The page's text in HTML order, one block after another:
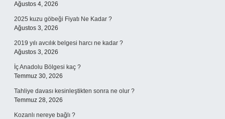
Ağustos 4, 2026
2025 kuzu göbeği Fiyatı Ne Kadar ?
Ağustos 3, 2026
2019 yılı avcılık belgesi harcı ne kadar ?
Ağustos 3, 2026
İç Anadolu Bölgesi kaç ?
Temmuz 30, 2026
Tahliye davası kesinleştikten sonra ne olur ?
Temmuz 28, 2026
Kozanlı nereye bağlı ?